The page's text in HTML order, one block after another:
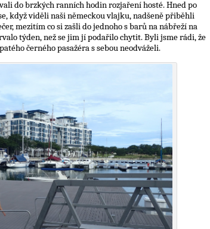
do brzkých ranních hodin rozjaření hosté. Hned po
když viděli naši německou vlajku, nadšeně přiběhli
mezitím co si zašli do jednoho s barů na nábřeží na
týden, než se jim jí podařilo chytit. Byli jsme rádi, že
černého pasažéra s sebou neodváželi.